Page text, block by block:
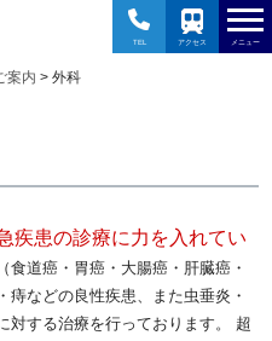
TEL アクセス メニュー
案内 > 外科
疾患の診療に力を入れてい
食道癌・胃癌・大腸癌・肝臓癌・
痔などの良性疾患、また虫垂炎・
する治療を行っております。
超